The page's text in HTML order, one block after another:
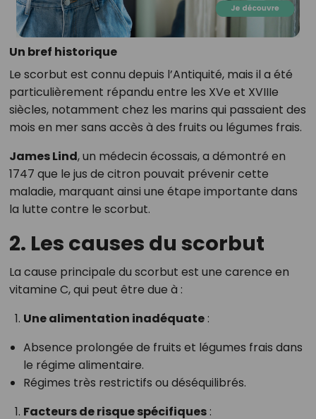
Un bref historique
Le scorbut est connu depuis l’Antiquité, mais il a été
particulièrement répandu entre les XVe et XVIIIe
siècles, notamment chez les marins qui passaient des
mois en mer sans accès à des fruits ou légumes frais.
James Lind, un médecin écossais, a démontré en
1747 que le jus de citron pouvait prévenir cette
maladie, marquant ainsi une étape importante dans
la lutte contre le scorbut.
2. Les causes du scorbut
La cause principale du scorbut est une carence en
vitamine C, qui peut être due à :
Une alimentation inadéquate:
Absence prolongée de fruits et légumes frais dans
le régime alimentaire.
Régimes très restrictifs ou déséquilibrés.
Facteurs de risque spécifiques: